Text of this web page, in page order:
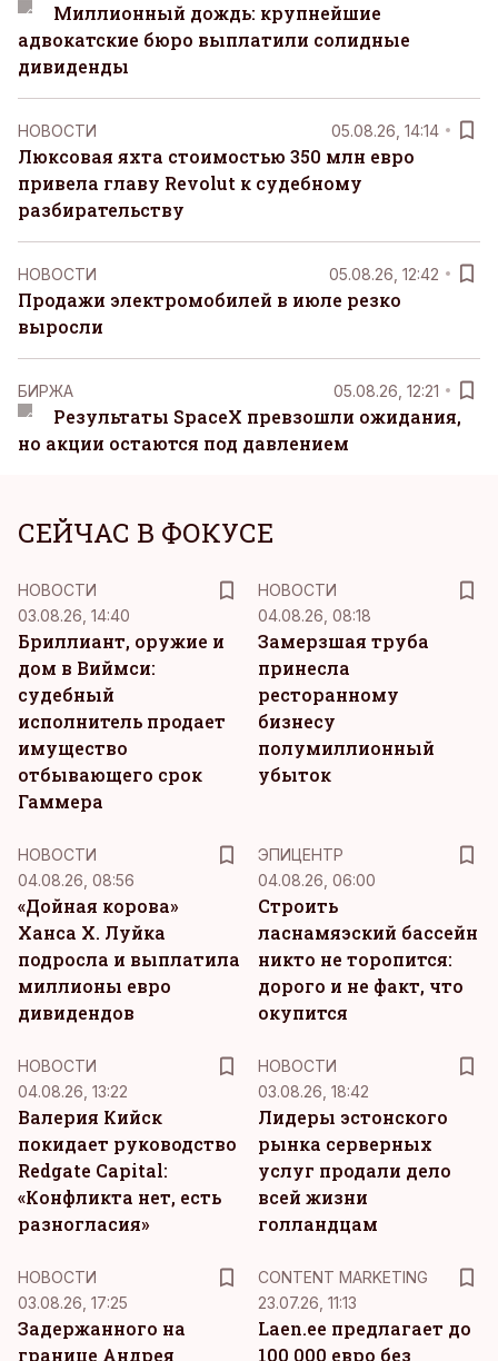
Миллионный дождь: крупнейшие
адвокатские бюро выплатили солидные
дивиденды
НОВОСТИ 05.08.26, 14:14
Люксовая яхта стоимостью 350 млн евро
привела главу Revolut к судебному
разбирательству
НОВОСТИ 05.08.26, 12:42
Продажи электромобилей в июле резко
выросли
БИРЖА 05.08.26, 12:21
Результаты SpaceX превзошли ожидания,
но акции остаются под давлением
СЕЙЧАС В ФОКУСЕ
НОВОСТИ
03.08.26, 14:40
Бриллиант, оружие и
дом в Виймси:
судебный
исполнитель продает
имущество
отбывающего срок
Гаммера
НОВОСТИ
04.08.26, 08:18
Замерзшая труба
принесла
ресторанному
бизнесу
полумиллионный
убыток
НОВОСТИ
04.08.26, 08:56
«Дойная корова»
Ханса Х. Луйка
подросла и выплатила
миллионы евро
дивидендов
ЭПИЦЕНТР
04.08.26, 06:00
Строить
ласнамяэский бассейн
никто не торопится:
дорого и не факт, что
окупится
НОВОСТИ
04.08.26, 13:22
Валерия Кийск
покидает руководство
Redgate Capital:
«Конфликта нет, есть
разногласия»
НОВОСТИ
03.08.26, 18:42
Лидеры эстонского
рынка серверных
услуг продали дело
всей жизни
голландцам
НОВОСТИ
03.08.26, 17:25
Задержанного на
границе Андрея
CONTENT MARKETING
23.07.26, 11:13
Laen.ee предлагает до
100 000 евро без